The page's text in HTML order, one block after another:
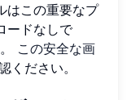
はこの重要なプ
ードなしで
この安全な画
ください。